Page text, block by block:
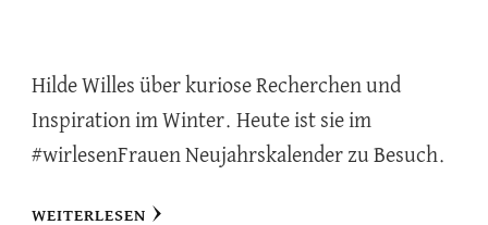
Hilde Willes über kuriose Recherchen und
Inspiration im Winter. Heute ist sie im
#wirlesenFrauen Neujahrskalender zu Besuch.
WEITERLESEN